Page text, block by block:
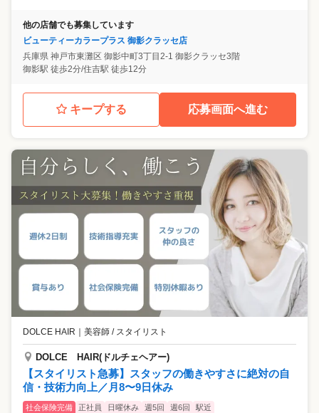
他の店舗でも募集しています
ビューティーカラープラス 御影クラッセ店
兵庫県 神戸市東灘区 御影中町3丁目2-1 御影クラッセ3階
御影駅 徒歩2分/住吉駅 徒歩12分
キープする 応募画面へ進む
DOLCE HAIR ｜ 美容師 / スタイリスト
DOLCE HAIR(ドルチェヘアー)
【スタイリスト急募】スタッフの働きやすさに絶対の自
信・技術力向上／月8〜9日休み
社会保険完備 正社員 日曜休み 週5回 週6回 駅近